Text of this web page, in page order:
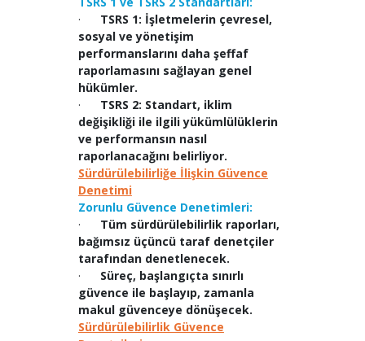
· TSRS 1: İşletmelerin çevresel,
sosyal ve yönetişim
performanslarını daha şeffaf
raporlamasını sağlayan genel
hükümler.
· TSRS 2: Standart, iklim
değişikliği ile ilgili yükümlülüklerin
ve performansın nasıl
raporlanacağını belirliyor.
Sürdürülebilirliğe İlişkin Güvence
Denetimi
Zorunlu Güvence Denetimleri:
· Tüm sürdürülebilirlik raporları,
bağımsız üçüncü taraf denetçiler
tarafından denetlenecek.
· Süreç, başlangıçta sınırlı
güvence ile başlayıp, zamanla
makul güvenceye dönüşecek.
Sürdürülebilirlik Güvence